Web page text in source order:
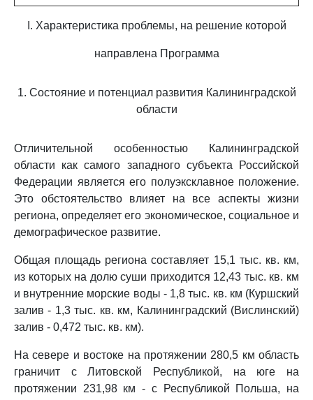
I. Характеристика проблемы, на решение которой
направлена Программа
1. Состояние и потенциал развития Калининградской
области
Отличительной особенностью Калининградской
области как самого западного субъекта Российской
Федерации является его полуэксклавное положение.
Это обстоятельство влияет на все аспекты жизни
региона, определяет его экономическое, социальное и
демографическое развитие.
Общая площадь региона составляет 15,1 тыс. кв. км,
из которых на долю суши приходится 12,43 тыс. кв. км
и внутренние морские воды - 1,8 тыс. кв. км (Куршский
залив - 1,3 тыс. кв. км, Калининградский (Вислинский)
залив - 0,472 тыс. кв. км).
На севере и востоке на протяжении 280,5 км область
граничит с Литовской Республикой, на юге на
протяжении 231,98 км - с Республикой Польша, на